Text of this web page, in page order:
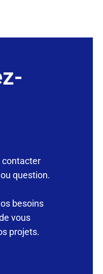
contacter
question.
besoins
vous
projets.